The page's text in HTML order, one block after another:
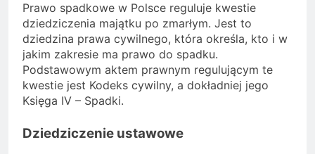
Prawo spadkowe w Polsce reguluje kwestie
dziedziczenia majątku po zmarłym. Jest to
dziedzina prawa cywilnego, która określa, kto i w
jakim zakresie ma prawo do spadku.
Podstawowym aktem prawnym regulującym te
kwestie jest Kodeks cywilny, a dokładniej jego
Księga IV – Spadki.
Dziedziczenie ustawowe